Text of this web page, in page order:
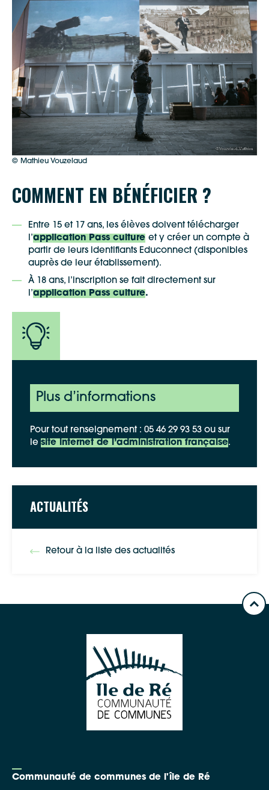
ACTUALITÉS
Retour à la liste des actualités
© Mathieu Vouzelaud
COMMENT EN BÉNÉFICIER ?
Entre 15 et 17 ans, les élèves doivent télécharger
l’application Pass culture et y créer un compte à
partir de leurs identifiants Educonnect (disponibles
auprès de leur établissement).
À 18 ans, l’inscription se fait directement sur
l’application Pass culture.
Plus d’informations
Pour tout renseignement : 05 46 29 93 53 ou sur
le site internet de l’administration française.
Communauté de communes de l'île de Ré
ShareThis is disabled. Allow
Apple Plans